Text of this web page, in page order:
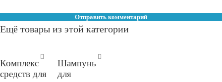
Ещё товары из этой категории
Комплекс
средств для
Шампунь
для